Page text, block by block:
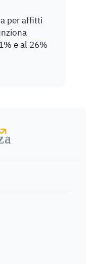
per affitti
e al 26%
a
a